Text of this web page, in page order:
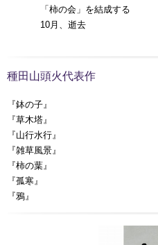
「柿の会」を結成する
10月、逝去
種田山頭火代表作
『鉢の子』
『草木塔』
『山行水行』
『雑草風景』
『柿の葉』
『孤寒』
『鴉』